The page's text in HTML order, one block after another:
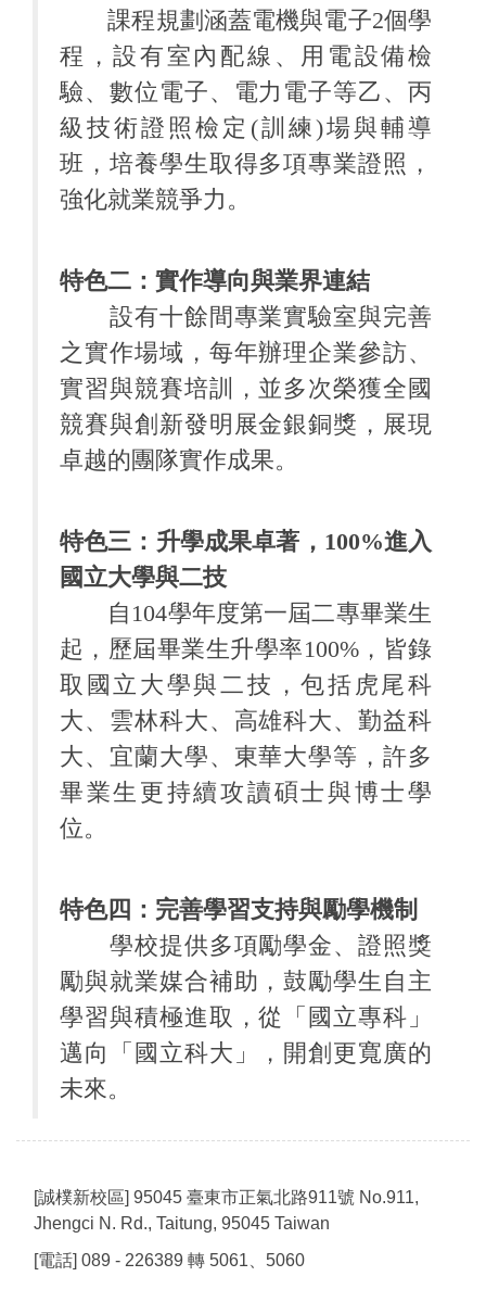
課程規劃涵蓋電機與電子2個學
程，設有室內配線、用電設備檢
驗、數位電子、電力電子等乙、丙
級技術證照檢定(訓練)場與輔導
班，培養學生取得多項專業證照，
強化就業競爭力。
特色二：實作導向與業界連結
設有十餘間專業實驗室與完善
之實作場域，每年辦理企業參訪、
實習與競賽培訓，並多次榮獲全國
競賽與創新發明展金銀銅獎，展現
卓越的團隊實作成果。
特色三：升學成果卓著，100%進入
國立大學與二技
自104學年度第一屆二專畢業生
起，歷屆畢業生升學率100%，皆錄
取國立大學與二技，包括虎尾科
大、雲林科大、高雄科大、勤益科
大、宜蘭大學、東華大學等，許多
畢業生更持續攻讀碩士與博士學
位。
特色四：完善學習支持與勵學機制
學校提供多項勵學金、證照獎
勵與就業媒合補助，鼓勵學生自主
學習與積極進取，從「國立專科」
邁向「國立科大」，開創更寬廣的
未來。
[誠樸新校區] 95045 臺東市正氣北路911號 No.911,
Jhengci N. Rd., Taitung, 95045 Taiwan
[電話] 089 - 226389 轉 5061、5060